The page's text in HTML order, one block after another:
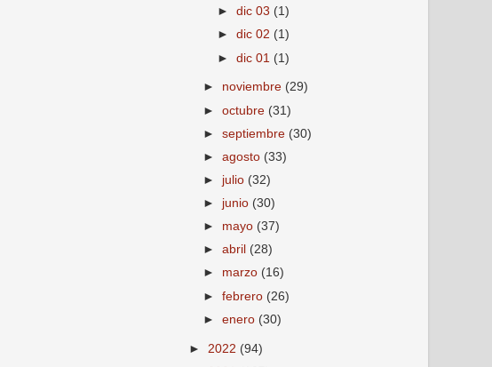
►dic 03 (1)
►dic 02 (1)
►dic 01 (1)
► noviembre (29)
►octubre (31)
►septiembre (30)
►agosto (33)
► julio (32)
► junio (30)
► mayo (37)
►abril (28)
► marzo (16)
►febrero (26)
►enero (30)
► 2022 (94)